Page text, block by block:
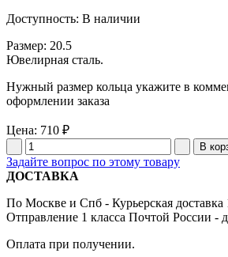
Доступность: В наличии
Размер: 20.5
Ювелирная сталь.
Нужный размер кольца укажите в
оформлении заказа
Цена: 710 ₽
Задайте вопрос по этому товару
ДОСТАВКА
По Москве и Спб - Курьерская
Отправление 1 класса Почтой России -
Оплата при получении.